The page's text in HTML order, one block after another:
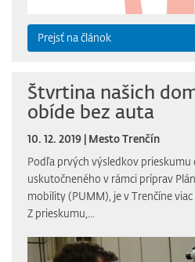
Prejsť na článok
Štvrtina našich
obíde bez auta
10. 12. 2019 | Mesto Trenčín
Podľa prvých výsledkov prieskumu
uskutočneného v rámci príprav
mobility (PUMM), je v Trenčíne
Z prieskumu,...